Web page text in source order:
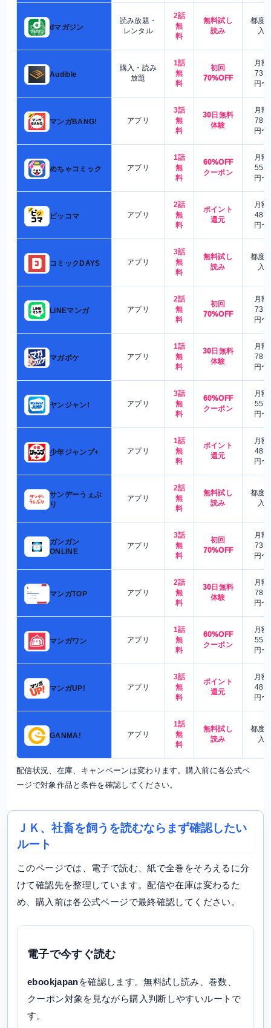
dマガジン
読み放題・
レンタル
2話
無
料
無料試し
読み
都度
入
Audible
購入・読み
放題
1話
無
料
初回
70%OFF
月額
730
円〜
マンガBANG! アプリ
3話
無
料
30日無料
体験
月額
780
円〜
めちゃコミック アプリ
1話
無
料
60%OFF
クーポン
月額
550
円〜
ピッコマ アプリ
2話
無
料
ポイント
還元
月額
480
円〜
コミックDAYS アプリ
3話
無
料
無料試し
読み
都度
入
LINEマンガ アプリ
2話
無
料
初回
70%OFF
月額
730
円〜
マガポケ アプリ
1話
無
料
30日無料
体験
月額
780
円〜
ヤンジャン! アプリ
3話
無
料
60%OFF
クーポン
月額
550
円〜
少年ジャンプ+ アプリ
1話
無
料
ポイント
還元
月額
480
円〜
サンデーうぇぶ
り
アプリ
2話
無
料
無料試し
読み
都度
入
ガンガン
ONLINE
アプリ
3話
無
料
初回
70%OFF
月額
730
円〜
マンガTOP アプリ
2話
無
料
30日無料
体験
月額
780
円〜
マンガワン アプリ
1話
無
料
60%OFF
クーポン
月額
550
円〜
マンガUP! アプリ
3話
無
料
ポイント
還元
月額
480
円〜
GANMA! アプリ
1話
無
料
無料試し
読み
都度
入
配信状況、在庫、キャンペーンは変わります。購入前に各公式ペ
ージで対象作品と条件を確認してください。
ＪＫ、社畜を飼うを読むならまず確認したい
ルート
このページでは、電子で読む、紙で全巻をそろえるに分
けて確認先を整理しています。配信や在庫は変わるた
め、購入前は各公式ページで最終確認してください。
電子で今すぐ読む
ebookjapanを確認します。無料試し読み、巻数、
クーポン対象を見ながら購入判断しやすいルートで
す。